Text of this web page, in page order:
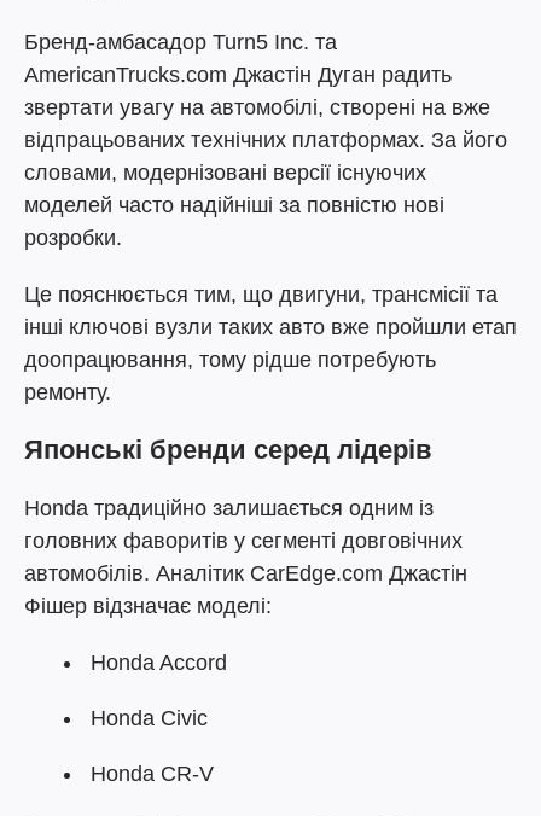
Бренд-амбасадор Turn5 Inc. та
AmericanTrucks.com Джастін Дуган радить
звертати увагу на автомобілі, створені на вже
відпрацьованих технічних платформах. За його
словами, модернізовані версії існуючих
моделей часто надійніші за повністю нові
розробки.
Це пояснюється тим, що двигуни, трансмісії та
інші ключові вузли таких авто вже пройшли етап
доопрацювання, тому рідше потребують
ремонту.
Японські бренди серед лідерів
Honda традиційно залишається одним із
головних фаворитів у сегменті довговічних
автомобілів. Аналітик CarEdge.com Джастін
Фішер відзначає моделі:
Honda Accord
Honda Civic
Honda CR-V